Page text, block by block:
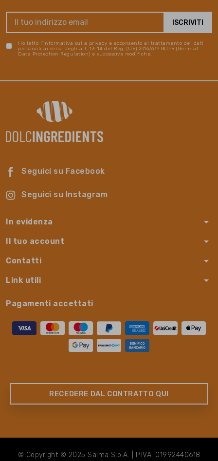
Ho letto l'informativa sulla privacy e acconsento al trattamento dei dati
personali ai sensi degli art. 13-14 del Reg. (UE) 2016/679 GDPR (General
Data Protection Regulation) e successive modifiche.
Seguici su Facebook
Seguici su Instagram
In evidenza arrow_drop_down
Il tuo account arrow_drop_down
Contatti arrow_drop_down
Link utili arrow_drop_down
Pagamenti accettati
RECEDERE DAL CONTRATTO QUI
© Copyright © 2025 Saima S.p.A. | P.IVA: 01992440618